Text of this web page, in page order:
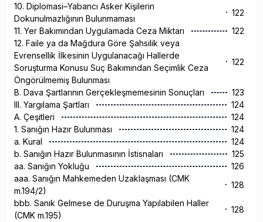
10. Diplomasi–Yabancı Asker Kişilerin
Dokunulmazlığının Bulunmaması
122
11. Yer Bakımından Uygulamada Ceza Miktarı
122
12. Faile ya da Mağdura Göre Şahsilik veya
Evrensellik İlkesinin Uygulanacağı Hallerde
Soruşturma Konusu Suç Bakımından Seçimlik Ceza
Öngörülmemiş Bulunması
122
B. Dava Şartlarının Gerçekleşmemesinin Sonuçları
123
III. Yargılama Şartları
124
A. Çeşitleri
124
1. Sanığın Hazır Bulunması
124
a. Kural
124
b. Sanığın Hazır Bulunmasının İstisnaları
125
aa. Sanığın Yokluğu
126
aaa. Sanığın Mahkemeden Uzaklaşması (CMK
m.194/2)
128
bbb. Sanık Gelmese de Duruşma Yapılabilen Haller
(CMK m.195)
128